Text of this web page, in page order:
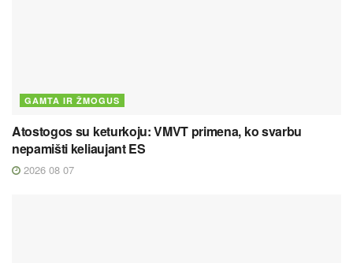
GAMTA IR ŽMOGUS
Atostogos su keturkoju: VMVT primena, ko svarbu
nepamišti keliaujant ES
2026 08 07